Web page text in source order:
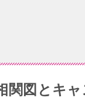
関図とキャ